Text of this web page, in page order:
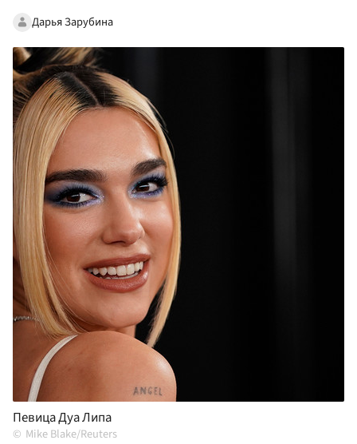
Дарья Зарубина
Певица Дуа Липа
Mike Blake/Reuters